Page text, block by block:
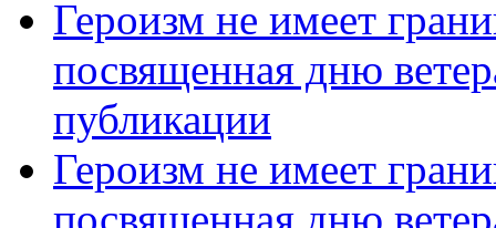
Героизм не имеет
посвященная дню
публикации
Героизм не имеет